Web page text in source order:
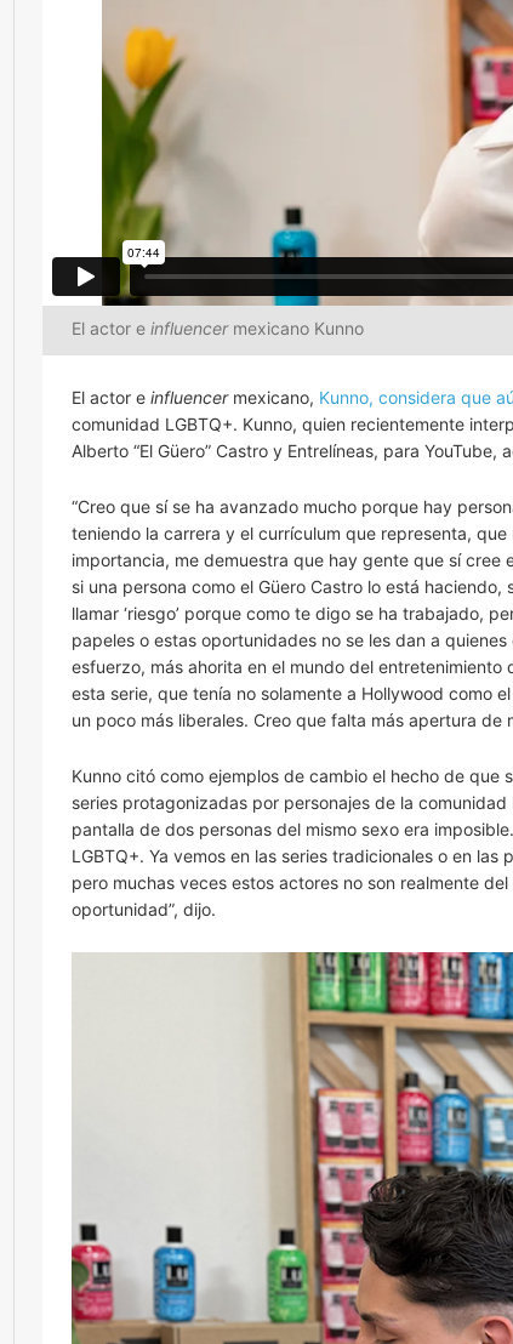
El actor e influencermexicano Kunno
El actor e influencermexicano, Kunno, considera que
comunidad LGBTQ+. Kunno, quien recientemente
Alberto “El Güero” Castro y Entrelíneas, para
“Creo que sí se ha avanzado mucho porque hay
teniendo la carrera y el currículum que representa,
importancia, me demuestra que hay gente que sí
si una persona como el Güero Castro lo está
llamar ‘riesgo’ porque como te digo se ha trabajado,
papeles o estas oportunidades no se les dan a
esfuerzo, más ahorita en el mundo del
esta serie, que tenía no solamente a Hollywood como
un poco más liberales. Creo que falta más apertura de
Kunno citó como ejemplos de cambio el hecho de que
series protagonizadas por personajes de la
pantalla de dos personas del mismo sexo era
LGBTQ+. Ya vemos en las series tradicionales o en
pero muchas veces estos actores no son realmente
oportunidad”, dijo.